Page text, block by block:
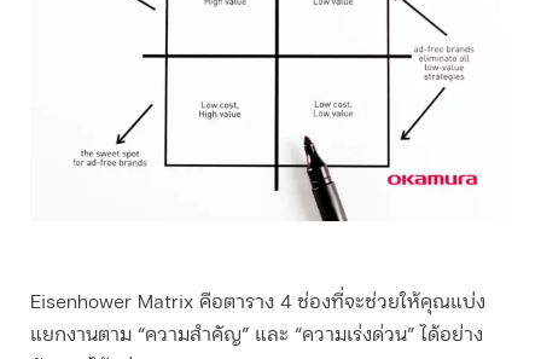
Eisenhower Matrix คือตาราง 4 ช่องที่จะช่วยให้คุณแบ่ง
แยกงานตาม “ความสำคัญ” และ “ความเร่งด่วน” ได้อย่าง